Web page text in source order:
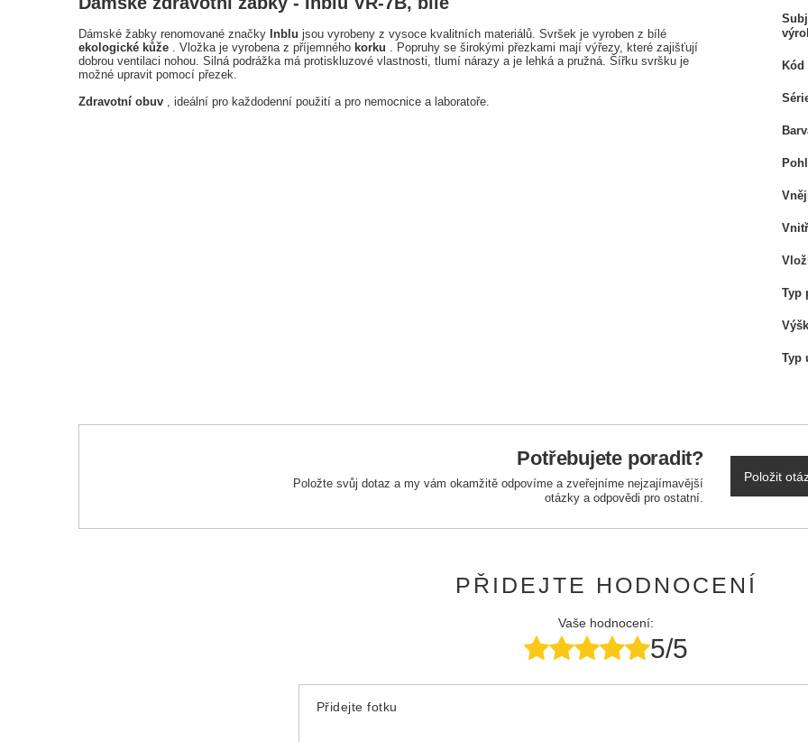
Dámské žabky renomované značky Inblu jsou vyrobeny z vysoce kvalitních materiálů. Svršek je vyroben z bílé
ekologické kůže . Vložka je vyrobena z příjemného korku . Popruhy se širokými přezkami mají výřezy, které zajišťují
dobrou ventilaci nohou. Silná podrážka má protiskluzové vlastnosti, tlumí nárazy a je lehká a pružná. Šířku svršku je
možné upravit pomocí přezek.
Zdravotní obuv , ideální pro každodenní použití a pro nemocnice a laboratoře.
Kód
Typ
Typ
Potřebujete poradit?
Položte svůj dotaz a my vám okamžitě odpovíme a zveřejníme nejzajímavější
otázky a odpovědi pro ostatní.
Položit
PŘIDEJTE HODNOCENÍ
Vaše hodnocení:
5/5
Přidejte fotku